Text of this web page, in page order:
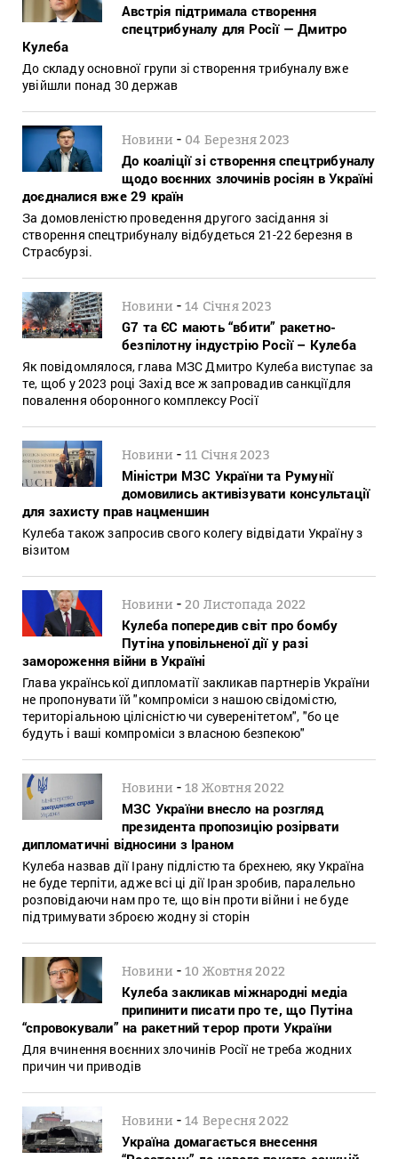
Австрія підтримала створення
спецтрибуналу для Росії — Дмитро
Кулеба
До складу основної групи зі створення трибуналу вже
увійшли понад 30 держав
Новини - 04 Березня 2023
До коаліції зі створення спецтрибуналу
щодо воєнних злочинів росіян в Україні
доєдналися вже 29 країн
За домовленістю проведення другого засідання зі
створення спецтрибуналу відбудеться 21-22 березня в
Страсбурзі.
Новини -14 Січня 2023
G7 та ЄС мають “вбити” ракетно-
безпілотну індустрію Росії – Кулеба
Як повідомлялося, глава МЗС Дмитро Кулеба виступає за
те, щоб у 2023 році Захід все ж запровадив санкціїдля
повалення оборонного комплексу Росії
Новини -11 Січня 2023
Міністри МЗС України та Румунії
домовились активізувати консультації
для захисту прав нацменшин
Кулеба також запросив свого колегу відвідати Україну з
візитом
Новини -20 Листопада 2022
Кулеба попередив світ про бомбу
Путіна уповільненої дії у разі
замороження війни в Україні
Глава української дипломатії закликав партнерів України
не пропонувати їй "компроміси з нашою свідомістю,
територіальною цілісністю чи суверенітетом", "бо це
будуть і ваші компроміси з власною безпекою"
Новини -18 Жовтня 2022
МЗС України внесло на розгляд
президента пропозицію розірвати
дипломатичні відносини з Іраном
Кулеба назвав дії Ірану підлістю та брехнею, яку Україна
не буде терпіти, адже всі ці дії Іран зробив, паралельно
розповідаючи нам про те, що він проти війни і не буде
підтримувати зброєю жодну зі сторін
Новини -10 Жовтня 2022
Кулеба закликав міжнародні медіа
припинити писати про те, що Путіна
“спровокували” на ракетний терор проти України
Для вчинення воєнних злочинів Росії не треба жодних
причин чи приводів
Новини -14 Вересня 2022
Україна домагається внесення